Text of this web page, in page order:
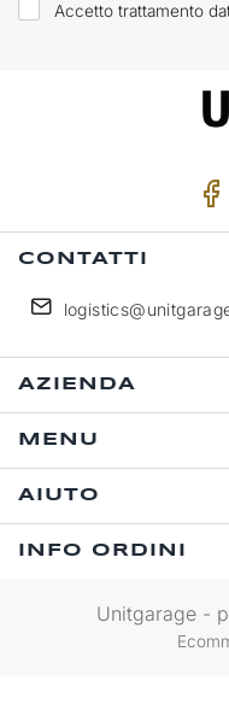
Accetto trattamento
CONTATTI
AZIENDA
MENU
AIUTO
INFO ORDINI
Unitgarage -